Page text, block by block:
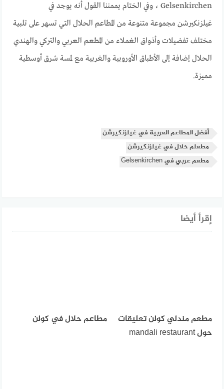
Gelsenkirchen ، وفي الختام يممننا القول أنه يوجد في
غيلزنكيرشن مجموعة متنوعة من المطاعم الحلال التي تسهر على تلبية
مختلف تفضيلات وأذواق الغملاء من المطعم العربي والتركي والهندي
الحلال إضافة إلى الأطباق الأوروبية والغربية مع لمسة شرق أوسطية
مميزة.
أفضل المطاعم العربية في غيلزنكيرشن
مطعلم حلال في غيلزنكيرشن
مطعم عربي في ‪Gelsenkirchen
إقرأ أيضا
مطعم مندلي كولن تعليقات
حول mandali restaurant
مطاعم حلال في كولن